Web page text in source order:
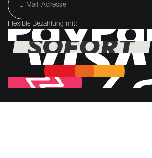
Flexible Bezahlung mit: